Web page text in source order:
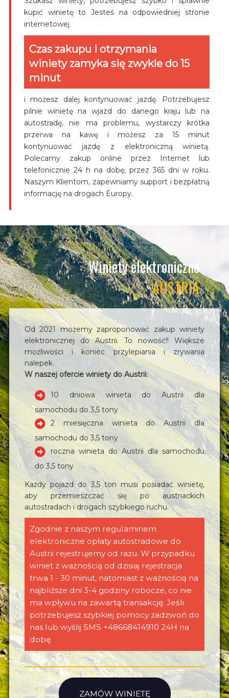
kupić winietę to Jesteś na odpowiedniej stronie
internetowej.
Czas zakupu i otrzymania
winiety zamyka się zwykle do 15
minut
i możesz dalej kontynuować jazdę. Potrzebujesz
pilnie winietę na wjazd do danego kraju lub na
autostradę, nie ma problemu, wystarczy krótka
przerwa na kawę i możesz za 15 minut
kontynuować jazdę z elektroniczną winietą.
Polecamy zakup online przez Internet lub
telefonicznie 24 h na dobę, przez 365 dni w roku.
Naszym Klientom, zapewniamy support i bezpłatną
informację na drogach Europy.
Winiety elektroniczne
AUSTRIA
Od 2021 możemy zaproponować zakup winiety
elektronicznej do Austrii. To nowość!! Większe
możliwości i koniec przylepiania i zrywania
nalepek.
W naszej ofercie winiety do Austrii:
10 dniowa winieta do Austrii dla
samochodu do 3,5 tony
2 miesięczna winieta do Austrii dla
samochodu do 3,5 tony
roczna winieta do Austrii dla samochodu
do 3,5 tony
Każdy pojazd do 3,5 ton musi posiadać winietę,
aby przemieszczać się po austriackich
autostradach i drogach szybkiego ruchu.
Zgodnie z naszym regulaminem
elektroniczne opłaty autostradowe do
Austrii rejestrujemy od razu. W przypadku
winiet z ważnością od dzisiaj rejestracja
trwa 1 - 30 minut, natomiast z ważnością na
najbliższe dni 3-4 godziny robocze, co nie
ma wpływu na zawartą transakcję. Jeśli
potrzebujesz szybkiej pomocy zadzwoń do
nas lub wyślij SMS +48668414910 24H na
dobę.
ZAMÓW WINIETĘ